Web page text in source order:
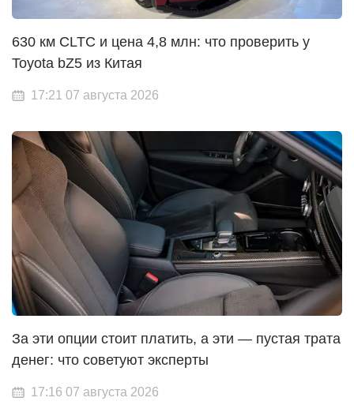
630 км CLTC и цена 4,8 млн: что проверить у
Toyota bZ5 из Китая
17:21 07 августа 2026
За эти опции стоит платить, а эти — пустая трата
денег: что советуют эксперты
17:16 07 августа 2026